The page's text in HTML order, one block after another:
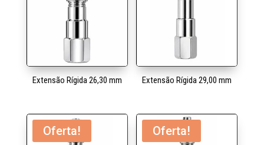
Extensão Rígida 26,30 mm Extensão Rígida 29,00 mm
Oferta! Oferta!